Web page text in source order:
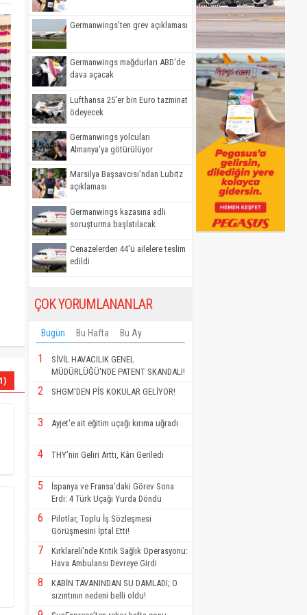
Germanwings'ten grev açıklaması
Germanwings mağdurları ABD'de
dava açacak
Lufthansa 25'er bin Euro tazminat
ödeyecek
Germanwings yolcuları
Almanya'ya götürülüyor
Marsilya Başsavcısı'ndan Lubitz
açıklaması
Germanwings kazasına adli
soruşturma başlatılacak
Cenazelerden 44'ü ailelere teslim
edildi
ÇOK YORUMLANANLAR
Bugün Bu Hafta Bu Ay
1
SİVİL HAVACILIK GENEL
MÜDÜRLÜĞÜ'NDE PATENT SKANDALI!
2 SHGM'DEN PİS KOKULAR GELİYOR!
3 Ayjet'e ait eğitim uçağı kırıma uğradı
4 THY’nin Geliri Arttı, Kârı Geriledi
5
İspanya ve Fransa'daki Görev Sona
Erdi: 4 Türk Uçağı Yurda Döndü
6
Pilotlar, Toplu İş Sözleşmesi
Görüşmesini İptal Etti!
7
Kırklareli'nde Kritik Sağlık Operasyonu:
Hava Ambulansı Devreye Girdi
8
KABİN TAVANINDAN SU DAMLADI; O
sızıntının nedeni belli oldu!